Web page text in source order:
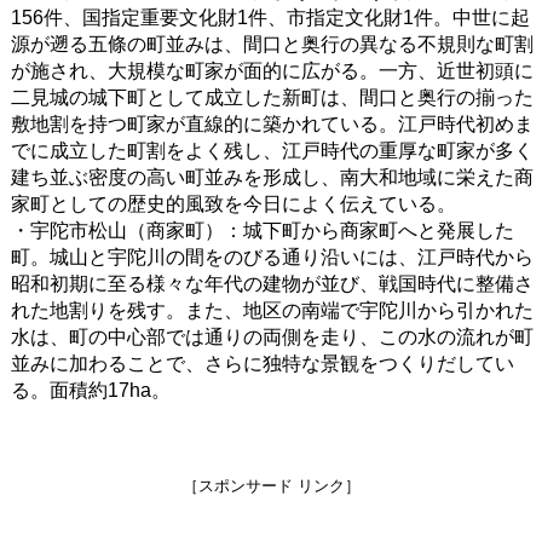
156件、国指定重要文化財1件、市指定文化財1件。中世に起
源が遡る五條の町並みは、間口と奥行の異なる不規則な町割
が施され、大規模な町家が面的に広がる。一方、近世初頭に
二見城の城下町として成立した新町は、間口と奥行の揃った
敷地割を持つ町家が直線的に築かれている。江戸時代初めま
でに成立した町割をよく残し、江戸時代の重厚な町家が多く
建ち並ぶ密度の高い町並みを形成し、南大和地域に栄えた商
家町としての歴史的風致を今日によく伝えている。
・宇陀市松山（商家町）：城下町から商家町へと発展した
町。城山と宇陀川の間をのびる通り沿いには、江戸時代から
昭和初期に至る様々な年代の建物が並び、戦国時代に整備さ
れた地割りを残す。また、地区の南端で宇陀川から引かれた
水は、町の中心部では通りの両側を走り、この水の流れが町
並みに加わることで、さらに独特な景観をつくりだしてい
る。面積約17ha。
［スポンサード リンク］